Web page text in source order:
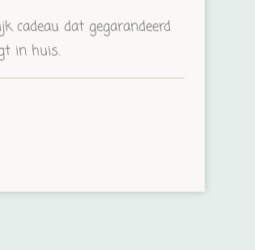
cadeau dat gegarandeerd
in huis.